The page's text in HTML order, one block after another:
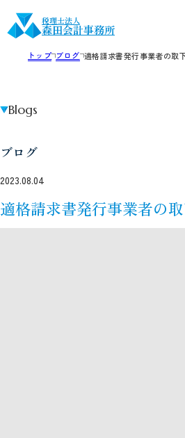
税理士法人
森田会計事務所
トップ ブログ 適格請求書発行事業者の取
ブログ
Blogs
2023.08.04
適格請求書発行事業者の